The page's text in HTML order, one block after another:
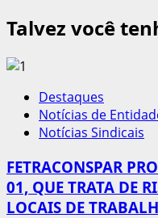
Talvez você
Destaques
Notícias de
Notícias Sindicais
FETRACONSPAR
01, QUE TRATA DE
LOCAIS DE